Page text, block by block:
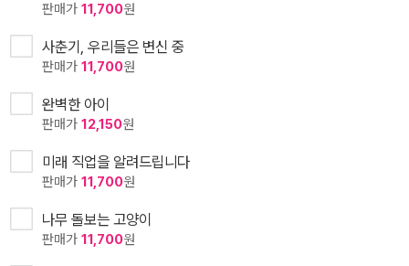
판매가 11,700원
사춘기, 우리들은 변신 중
판매가 11,700원
완벽한 아이
판매가 12,150원
미래 직업을 알려드립니다
판매가 11,700원
나무 돌보는 고양이
판매가 11,700원